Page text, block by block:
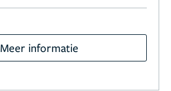
Meer informatie